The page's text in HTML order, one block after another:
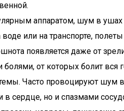
аппаратом, шум в
воде или на транспорте,
появляется даже от
от которых болит вся
Часто провоцируют шум
сердце, но и спазмами